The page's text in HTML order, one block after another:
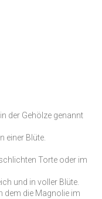
der Gehölze genannt
einer Blüte.
Torte oder im
und in voller Blüte.
dem die Magnolie im